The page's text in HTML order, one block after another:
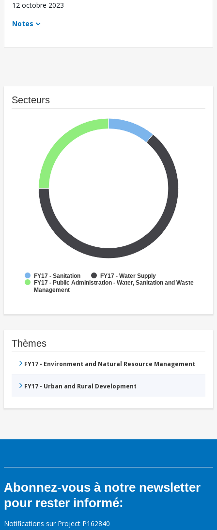
12 octobre 2023
Notes
Secteurs
FY17 - Sanitation
FY17 - Water Supply
FY17 - Public Administration - Water, Sanitation and Waste
Management
Thèmes
FY17 - Environment and Natural Resource Management
FY17 - Urban and Rural Development
Abonnez-vous à notre newsletter
pour rester informé:
Notifications sur Project P162840